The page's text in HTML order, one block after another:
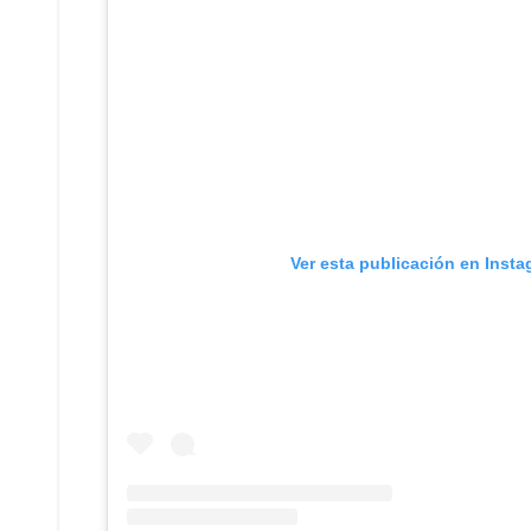
Ver esta publicación en